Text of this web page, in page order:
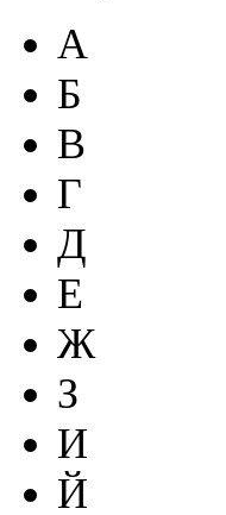
А
Б
В
Г
Д
Е
Ж
З
И
Й